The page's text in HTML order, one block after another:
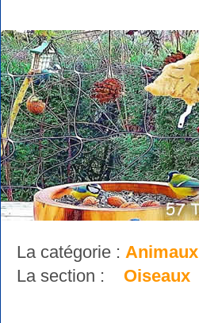
La catégorie : Animaux
La section : Oiseaux